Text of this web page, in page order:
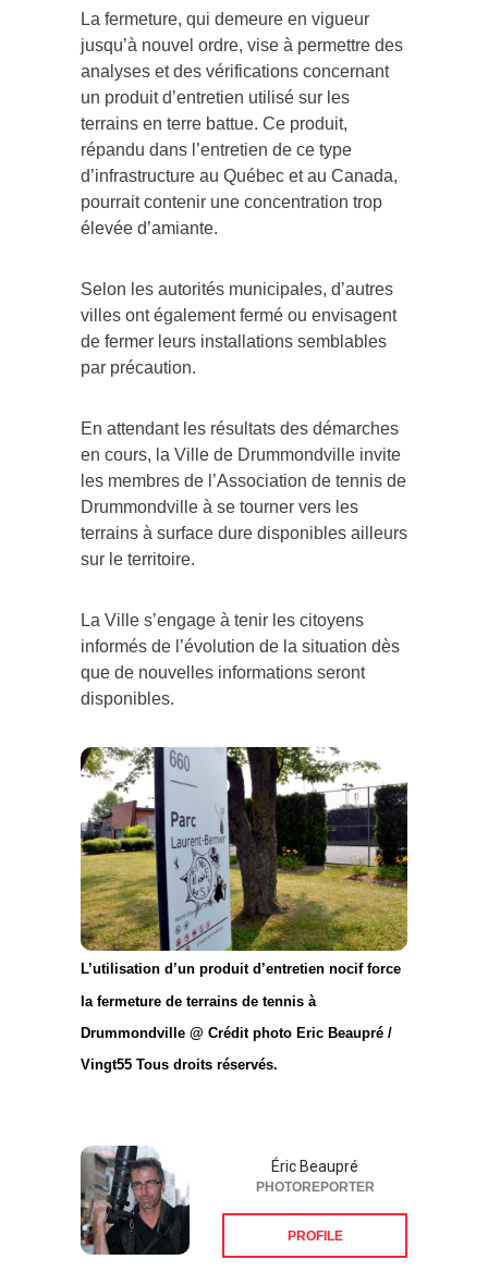
La fermeture, qui demeure en vigueur
jusqu’à nouvel ordre, vise à permettre des
analyses et des vérifications concernant
un produit d’entretien utilisé sur les
terrains en terre battue. Ce produit,
répandu dans l’entretien de ce type
d’infrastructure au Québec et au Canada,
pourrait contenir une concentration trop
élevée d’amiante.
Selon les autorités municipales, d’autres
villes ont également fermé ou envisagent
de fermer leurs installations semblables
par précaution.
En attendant les résultats des démarches
en cours, la Ville de Drummondville invite
les membres de l’Association de tennis de
Drummondville à se tourner vers les
terrains à surface dure disponibles ailleurs
sur le territoire.
La Ville s’engage à tenir les citoyens
informés de l’évolution de la situation dès
que de nouvelles informations seront
disponibles.
L’utilisation d’un produit d’entretien nocif force
la fermeture de terrains de tennis à
Drummondville @ Crédit photo Eric Beaupré /
Vingt55 Tous droits réservés.
Éric Beaupré
PHOTOREPORTER
PROFILE